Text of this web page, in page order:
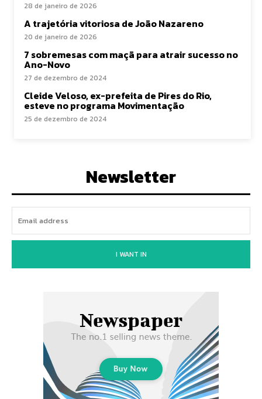
28 de janeiro de 2026
A trajetória vitoriosa de João Nazareno
20 de janeiro de 2026
7 sobremesas com maçã para atrair sucesso no
Ano-Novo
27 de dezembro de 2024
Cleide Veloso, ex-prefeita de Pires do Rio,
esteve no programa Movimentação
25 de dezembro de 2024
Newsletter
I WANT IN